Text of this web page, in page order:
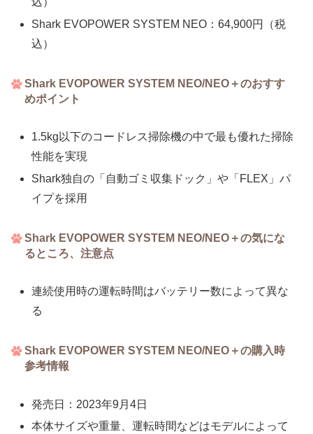
Shark EVOPOWER SYSTEM NEO：64,900円（税
込）
Shark EVOPOWER SYSTEM NEO/NEO＋のおすす
めポイント
1.5kg以下のコードレス掃除機の中で最も優れた掃除
性能を実現
Shark独自の「自動ゴミ収集ドック」や「FLEX」パ
イプを採用
Shark EVOPOWER SYSTEM NEO/NEO＋の気にな
るところ、注意点
連続使用時の運転時間はバッテリー数によって異な
る
Shark EVOPOWER SYSTEM NEO/NEO＋の購入時
参考情報
発売日：2023年9月4日
本体サイズや重量、運転時間などはモデルによって